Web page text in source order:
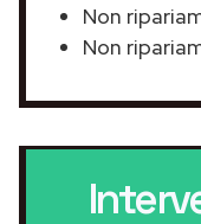
Non
Non